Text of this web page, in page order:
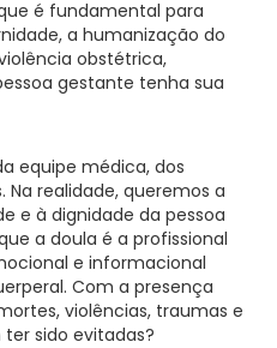
é fundamental para
a humanização do
obstétrica,
gestante tenha sua
equipe médica, dos
realidade, queremos a
e à dignidade da pessoa
a doula é a profissional
e informacional
Com a presença
violências, traumas e
sido evitadas?